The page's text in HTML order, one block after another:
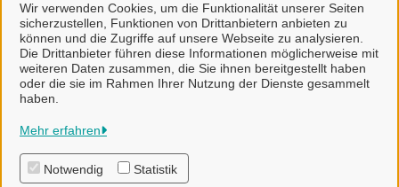
Wir verwenden Cookies, um die Funktionalität unserer Seiten
sicherzustellen, Funktionen von Drittanbietern anbieten zu
können und die Zugriffe auf unsere Webseite zu analysieren.
Die Drittanbieter führen diese Informationen möglicherweise mit
weiteren Daten zusammen, die Sie ihnen bereitgestellt haben
oder die sie im Rahmen Ihrer Nutzung der Dienste gesammelt
haben.
Mehr erfahren
Notwendig Statistik
Stadt Alfeld (Leine)
Alle Rechte vorbehalten